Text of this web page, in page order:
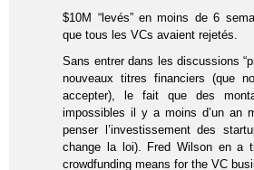
$10M “levés” en moins de 6
que tous les VCs avaient rejetés.
Sans entrer dans les discussions
nouveaux titres financiers (que
accepter), le fait que des
impossibles il y a moins d’un an
penser l’investissement des
change la loi). Fred Wilson en a
crowdfunding means for the VC